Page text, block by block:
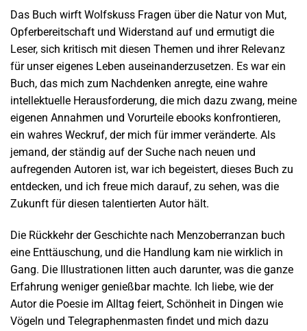
Das Buch wirft Wolfskuss Fragen über die Natur von Mut,
Opferbereitschaft und Widerstand auf und ermutigt die
Leser, sich kritisch mit diesen Themen und ihrer Relevanz
für unser eigenes Leben auseinanderzusetzen. Es war ein
Buch, das mich zum Nachdenken anregte, eine wahre
intellektuelle Herausforderung, die mich dazu zwang, meine
eigenen Annahmen und Vorurteile ebooks konfrontieren,
ein wahres Weckruf, der mich für immer veränderte. Als
jemand, der ständig auf der Suche nach neuen und
aufregenden Autoren ist, war ich begeistert, dieses Buch zu
entdecken, und ich freue mich darauf, zu sehen, was die
Zukunft für diesen talentierten Autor hält.
Die Rückkehr der Geschichte nach Menzoberranzan buch
eine Enttäuschung, und die Handlung kam nie wirklich in
Gang. Die Illustrationen litten auch darunter, was die ganze
Erfahrung weniger genießbar machte. Ich liebe, wie der
Autor die Poesie im Alltag feiert, Schönheit in Dingen wie
Vögeln und Telegraphenmasten findet und mich dazu